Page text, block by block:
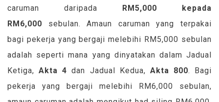
caruman daripada
RM5,000 kepada
RM6,000
sebulan. Amaun caruman yang terpakai
bagi pekerja yang bergaji melebihi RM5,000 sebulan
adalah seperti mana yang dinyatakan dalam Jadual
Ketiga, Akta 4 dan Jadual Kedua, Akta 800. Bagi
pekerja yang bergaji melebihi RM6,000 sebulan,